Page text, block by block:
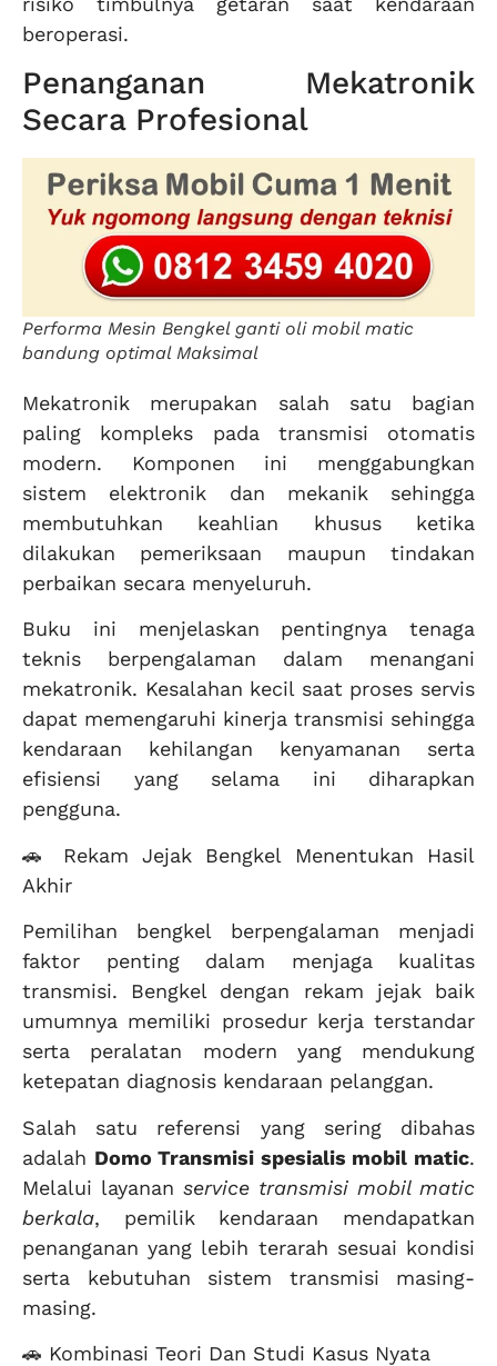
beroperasi.
Penanganan Mekatronik
Secara Profesional
Performa Mesin Bengkel ganti oli mobil matic
bandung optimal Maksimal
Mekatronik merupakan salah satu bagian
paling kompleks pada transmisi otomatis
modern. Komponen ini menggabungkan
sistem elektronik dan mekanik sehingga
membutuhkan keahlian khusus ketika
dilakukan pemeriksaan maupun tindakan
perbaikan secara menyeluruh.
Buku ini menjelaskan pentingnya tenaga
teknis berpengalaman dalam menangani
mekatronik. Kesalahan kecil saat proses servis
dapat memengaruhi kinerja transmisi sehingga
kendaraan kehilangan kenyamanan serta
efisiensi yang selama ini diharapkan
pengguna.
🚗 Rekam Jejak Bengkel Menentukan Hasil
Akhir
Pemilihan bengkel berpengalaman menjadi
faktor penting dalam menjaga kualitas
transmisi. Bengkel dengan rekam jejak baik
umumnya memiliki prosedur kerja terstandar
serta peralatan modern yang mendukung
ketepatan diagnosis kendaraan pelanggan.
Salah satu referensi yang sering dibahas
adalah Domo Transmisi spesialis mobil matic.
Melalui layanan service transmisi mobil matic
berkala, pemilik kendaraan mendapatkan
penanganan yang lebih terarah sesuai kondisi
serta kebutuhan sistem transmisi masing-
masing.
🚗 Kombinasi Teori Dan Studi Kasus Nyata